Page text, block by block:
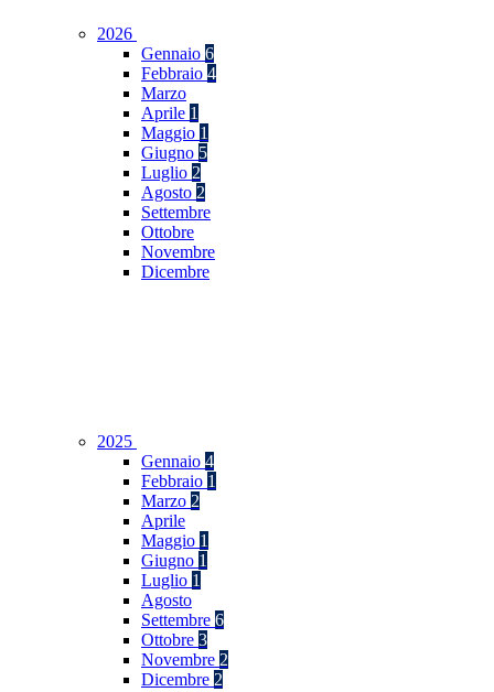
2026
Gennaio 6
Febbraio 4
Marzo
Aprile 1
Maggio 1
Giugno 5
Luglio 2
Agosto 2
Settembre
Ottobre
Novembre
Dicembre
2025
Gennaio 4
Febbraio 1
Marzo 2
Aprile
Maggio 1
Giugno 1
Luglio 1
Agosto
Settembre 6
Ottobre 3
Novembre 2
Dicembre 2